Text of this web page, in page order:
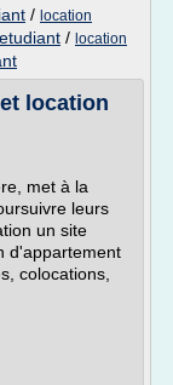
/ location
/ location
location
met à la
leurs
un site
d'appartement
colocations,